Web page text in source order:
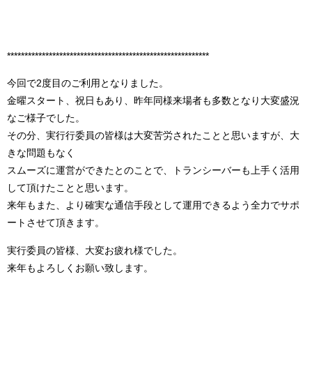
**********************************************************
今回で2度目のご利用となりました。
金曜スタート、祝日もあり、昨年同様来場者も多数となり大変盛況
なご様子でした。
その分、実行行委員の皆様は大変苦労されたことと思いますが、大
きな問題もなく
スムーズに運営ができたとのことで、トランシーバーも上手く活用
して頂けたことと思います。
来年もまた、より確実な通信手段として運用できるよう全力でサポ
ートさせて頂きます。
実行委員の皆様、大変お疲れ様でした。
来年もよろしくお願い致します。